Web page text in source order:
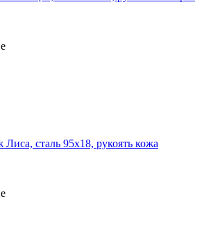
сталь 95х18, рукоять кожа